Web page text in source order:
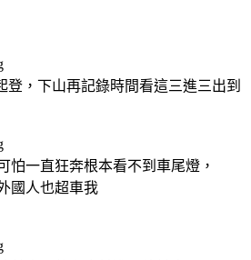
登，下山再記錄時間看這三進三出到
怕一直狂奔根本看不到車尾燈，
國人也超車我